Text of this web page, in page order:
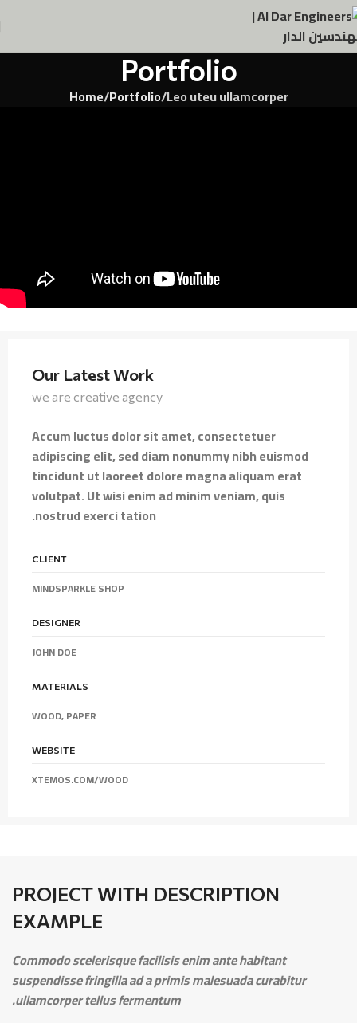
Portfolio
Home Portfolio Leo uteu ullamcorper
Our Latest Work
we are creative agency
Accum luctus dolor sit amet, consectetuer
adipiscing elit, sed diam nonummy nibh euismod
tincidunt ut laoreet dolore magna aliquam erat
volutpat. Ut wisi enim ad minim veniam, quis
nostrud exerci tation.
CLIENT
MINDSPARKLE SHOP
DESIGNER
JOHN DOE
MATERIALS
WOOD, PAPER
WEBSITE
XTEMOS.COM/WOOD
PROJECT WITH DESCRIPTION
EXAMPLE
Commodo scelerisque facilisis enim ante habitant
suspendisse fringilla ad a primis malesuada curabitur
ullamcorper tellus fermentum.